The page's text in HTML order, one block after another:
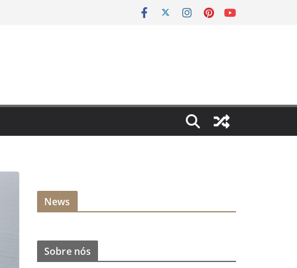
News
Sobre nós